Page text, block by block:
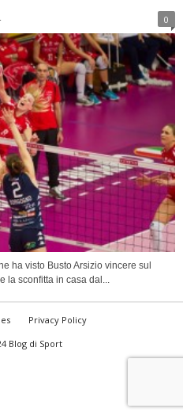
0
ha visto Busto Arsizio vincere sul
la sconfitta in casa dal...
Privacy Policy
Blog di Sport